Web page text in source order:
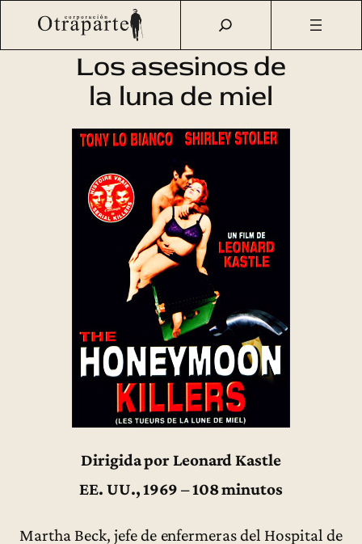
Saltar
Otraparte.org/Agenda Cultural Cine/
Los asesinos de la
Los asesinos de
la luna de miel
Dirigida por Leonard Kastle
EE. UU., 1969 – 108 minutos
Martha Beck, jefe de enfermeras del Hospital de